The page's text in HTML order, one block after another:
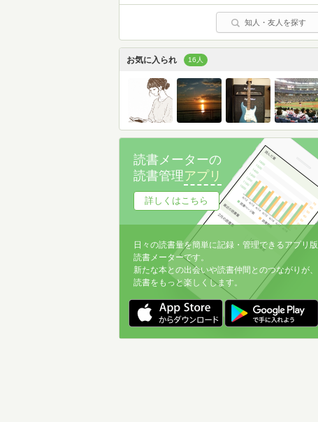
知人・友人を探す
お気に入られ 16人
読書メーターの
読書管理アプリ
詳しくはこちら
日々の読書量を簡単に記録・管理できるアプリ版
読書メーターです。
新たな本との出会いや読書仲間とのつながりが、
読書をもっと楽しくします。